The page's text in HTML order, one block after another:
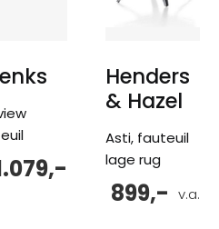
Henders
& Hazel
Asti, fauteuil
lage rug
v.a.
899,-